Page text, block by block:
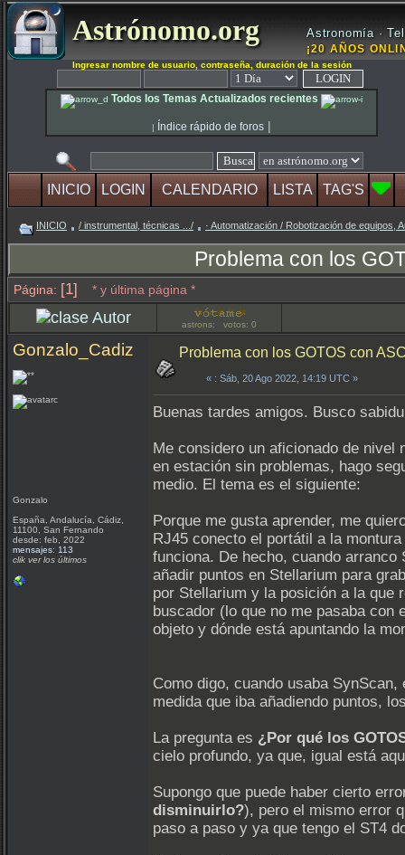
Astrónomo.org Astronomía ·
¡20 AÑOS
Ingresar nombre de usuario, contraseña, duración de la sesión
Todos los Temas Actualizados recientes
| Índice rápido de foros |
INICIO LOGIN CALENDARIO LISTA TAG'S
INICIO / instrumental, técnicas .../ · Automatización / Robotización de equipos,
Problema con los
Página: [1] * y última página *
Autor astrons: votos: 0
Gonzalo_Cadiz
Gonzalo
España, Andalucía, Cádiz,
11100, San Fernando
desde: feb, 2022
mensajes: 113
clik ver los últimos
Problema con los GOTOS con
« : Sáb, 20 Ago 2022, 14:19 UTC »
Buenas tardes amigos. Busco
Me considero un aficionado de nivel
en estación sin problemas, hago
medio. El tema es el siguiente:
Porque me gusta aprender, me
RJ45 conecto el portátil a la
funciona. De hecho, cuando
añadir puntos en Stellarium para
por Stellarium y la posición a la que
buscador (lo que no me pasaba con
objeto y dónde está apuntando la
Como digo, cuando usaba
medida que iba añadiendo puntos,
La pregunta es ¿Por qué los
cielo profundo, ya que, igual está
Supongo que puede haber cierto
disminuirlo?), pero el mismo error
paso a paso y ya que tengo el ST4